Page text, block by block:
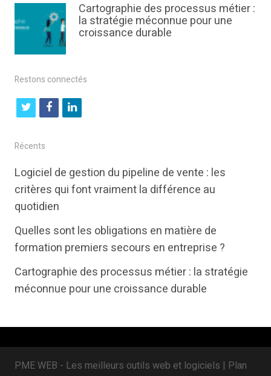
Cartographie des processus métier :
la stratégie méconnue pour une
croissance durable
Restons connectés
t
i
t
t
e
f
b
o
k
l
e
i
n
Récents
Logiciel de gestion du pipeline de vente : les
critères qui font vraiment la différence au
quotidien
Quelles sont les obligations en matière de
formation premiers secours en entreprise ?
Cartographie des processus métier : la stratégie
méconnue pour une croissance durable
PME WEB - Les meilleurs outils web et logiciels | Plan